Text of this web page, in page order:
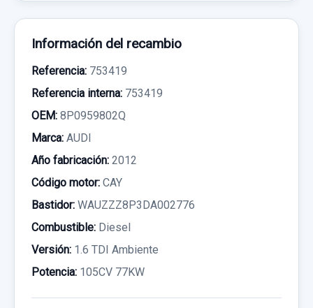
Información del recambio
Referencia: 753419
Referencia interna: 753419
OEM: 8P0959802Q
Marca: AUDI
Año fabricación: 2012
Código motor: CAY
Bastidor: WAUZZZ8P3DA002776
Combustible: Diesel
Versión: 1.6 TDI Ambiente
Potencia: 105CV 77KW